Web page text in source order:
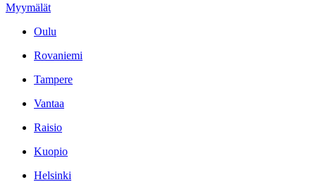
Myymälät
Oulu
Rovaniemi
Tampere
Vantaa
Raisio
Kuopio
Helsinki